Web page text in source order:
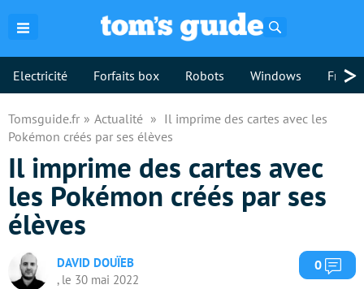
Electricité Forfaits box Robots Windows >
Tomsguide.fr Actualité
Il imprime des cartes avec les
Pokémon créés par ses élèves
Il imprime des cartes avec
les Pokémon créés par ses
élèves
DAVID DOUÏEB
, le 30 mai 2022
0